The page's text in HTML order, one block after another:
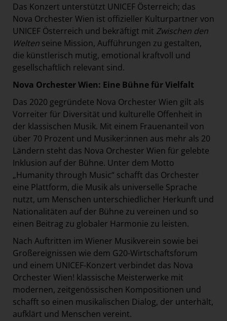
Das Konzert unterstützt UNICEF Österreich; das
Nova Orchester Wien ist offizieller Kulturpartner von
UNICEF Österreich und bekräftigt mit Zwischen den
Welten seine Mission, Aufführungen zu gestalten,
die künstlerisch mutig, emotional kraftvoll und
gesellschaftlich relevant sind.
Nova Orchester Wien: Eine Bühne für Vielfalt
Das 2020 gegründete Nova Orchester Wien gilt als
Vorreiter für Diversität und kulturelle Offenheit in
der klassischen Musik. Mit einem Frauenanteil von
über 70 Prozent und Musiker:innen aus mehr als 20
Ländern steht das Nova Orchester Wien für gelebte
Inklusion auf der Bühne. Unter dem Motto
„Humanity through Music“ schafft das Orchester
eine Plattform, die Musik als universelle Sprache
nutzt, um Menschen unterschiedlicher Herkunft und
Nationalitäten auf der Bühne zu vereinen und so
einen Beitrag zu globaler Harmonie zu leisten.
Nach Auftritten im Wiener Musikverein sowie bei
Großereignissen wie dem G20-Wirtschaftsforum
und einem UNICEF-Konzert verbindet das Nova
Orchester Wien! klassische Meisterwerke mit
modernen, zeitgenössischen Kompositionen und
schafft so einen musikalischen Dialog, der unterhält,
aufklärt und Menschen vereint.